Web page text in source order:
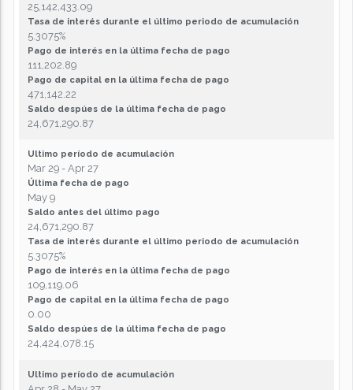
25,142,433.09
Tasa de interés durante el último periodo de acumulación
5.3075%
Pago de interés en la última fecha de pago
111,202.89
Pago de capital en la última fecha de pago
471,142.22
Saldo despúes de la última fecha de pago
24,671,290.87
Ultimo período de acumulación
Mar 29 - Apr 27
Última fecha de pago
May 9
Saldo antes del último pago
24,671,290.87
Tasa de interés durante el último periodo de acumulación
5.3075%
Pago de interés en la última fecha de pago
109,119.06
Pago de capital en la última fecha de pago
0.00
Saldo despúes de la última fecha de pago
24,424,078.15
Ultimo período de acumulación